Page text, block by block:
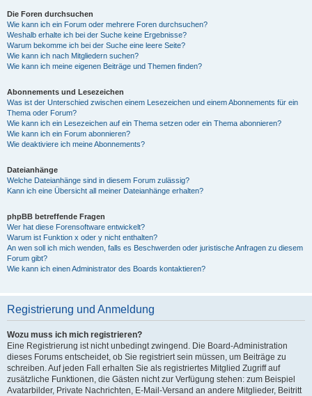
Die Foren durchsuchen
Wie kann ich ein Forum oder mehrere Foren durchsuchen?
Weshalb erhalte ich bei der Suche keine Ergebnisse?
Warum bekomme ich bei der Suche eine leere Seite?
Wie kann ich nach Mitgliedern suchen?
Wie kann ich meine eigenen Beiträge und Themen finden?
Abonnements und Lesezeichen
Was ist der Unterschied zwischen einem Lesezeichen und einem Abonnements für ein
Thema oder Forum?
Wie kann ich ein Lesezeichen auf ein Thema setzen oder ein Thema abonnieren?
Wie kann ich ein Forum abonnieren?
Wie deaktiviere ich meine Abonnements?
Dateianhänge
Welche Dateianhänge sind in diesem Forum zulässig?
Kann ich eine Übersicht all meiner Dateianhänge erhalten?
phpBB betreffende Fragen
Wer hat diese Forensoftware entwickelt?
Warum ist Funktion x oder y nicht enthalten?
An wen soll ich mich wenden, falls es Beschwerden oder juristische Anfragen zu diesem
Forum gibt?
Wie kann ich einen Administrator des Boards kontaktieren?
Registrierung und Anmeldung
Wozu muss ich mich registrieren?
Eine Registrierung ist nicht unbedingt zwingend. Die Board-Administration
dieses Forums entscheidet, ob Sie registriert sein müssen, um Beiträge zu
schreiben. Auf jeden Fall erhalten Sie als registriertes Mitglied Zugriff auf
zusätzliche Funktionen, die Gästen nicht zur Verfügung stehen: zum Beispiel
Avatarbilder, Private Nachrichten, E-Mail-Versand an andere Mitglieder, Beitritt